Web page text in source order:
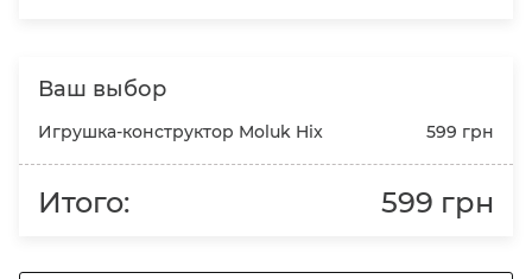
Ваш выбор
Игрушка-конструктор Moluk Hix 599 грн
Итого: 599 грн